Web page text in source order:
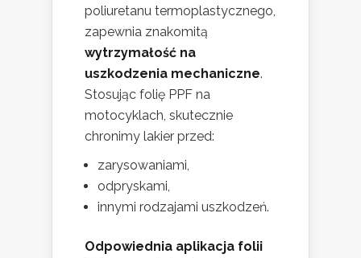
poliuretanu termoplastycznego,
zapewnia znakomitą
wytrzymałość na
uszkodzenia mechaniczne.
Stosując folię PPF na
motocyklach, skutecznie
chronimy lakier przed:
zarysowaniami,
odpryskami,
innymi rodzajami uszkodzeń.
Odpowiednia aplikacja folii